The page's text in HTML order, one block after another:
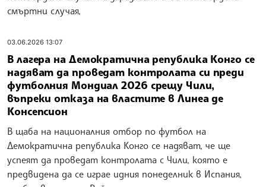
смъртни случая,
03.06.2026 13:07
В лагера на Демократична република Конго се
надяват да проведат контролата си преди
футболния Мондиал 2026 срещу Чили,
въпреки отказа на властите в Линеа де
Консепсион
В щаба на националния отбор по футбол на
Демократична република Конго се надяват, че ще
успеят да проведат контролата с Чили, която е
предвидена да се играе идния понеделник в Испания,